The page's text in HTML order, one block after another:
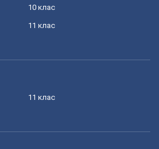
10 клас
11 клас
11 клас